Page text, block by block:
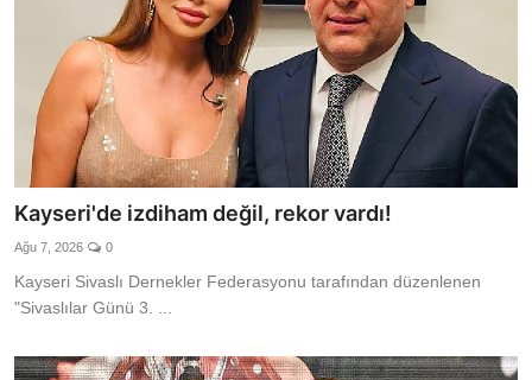
Kayseri'de izdiham değil, rekor vardı!
Ağu 7, 2026 0
Kayseri Sivaslı Dernekler Federasyonu tarafından düzenlenen
"Sivaslılar Günü 3. ...